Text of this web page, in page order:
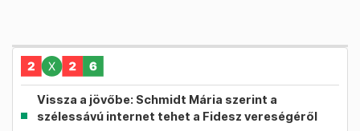
Vissza a jövőbe: Schmidt Mária szerint a
szélessávú internet tehet a Fidesz vereségéről